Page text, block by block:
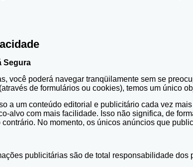
Segura
você poderá navegar tranqüilamente sem se
de formulários ou cookies), temos um único
a um conteúdo editorial e publicitário cada vez
alvo com mais facilidade. Isso não significa, de
No momento, os únicos anúncios que
publicitárias são de total responsabilidade dos